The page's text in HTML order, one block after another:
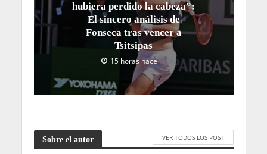
hubiera perdido la cabeza”:
El sincero análisis de
Fonseca tras vencer a
Tsitsipas
15 horas hace
Sobre el autor VER TODOS LOS POST